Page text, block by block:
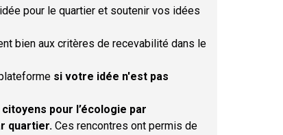
pour le quartier et soutenir vos idées
bien aux critères de recevabilité dans le
si votre idée n'est pas
pour l’écologie par
quartier. Ces rencontres ont permis de